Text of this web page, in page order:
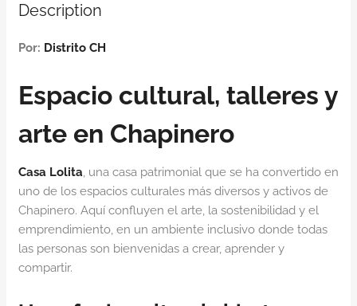
Description
Por: Distrito CH
Espacio cultural, talleres y
arte en Chapinero
Casa Lolita, una casa patrimonial que se ha convertido en
uno de los espacios culturales más diversos y activos de
Chapinero. Aquí confluyen el arte, la sostenibilidad y el
emprendimiento, en un ambiente inclusivo donde todas
las personas son bienvenidas a crear, aprender y
compartir.